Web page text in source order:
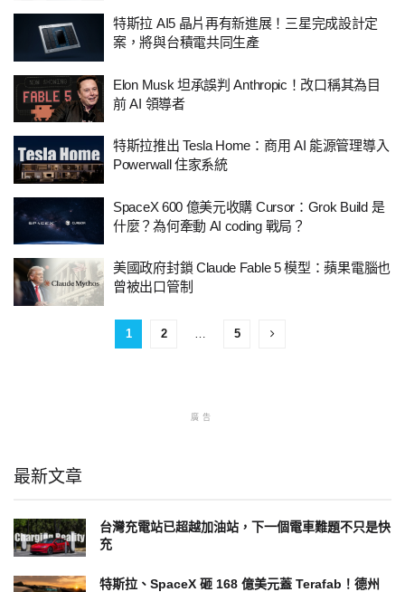
特斯拉 AI5 晶片再有新進展！三星完成設計定
案，將與台積電共同生產
Elon Musk 坦承誤判 Anthropic！改口稱其為目
前 AI 領導者
特斯拉推出 Tesla Home：商用 AI 能源管理導入
Powerwall 住家系統
SpaceX 600 億美元收購 Cursor：Grok Build 是
什麼？為何牽動 AI coding 戰局？
美國政府封鎖 Claude Fable 5 模型：蘋果電腦也
曾被出口管制
1 2 5
廣告
最新文章
台灣充電站已超越加油站，下一個電車難題不只是快
充
特斯拉、SpaceX 砸 168 億美元蓋 Terafab！德州